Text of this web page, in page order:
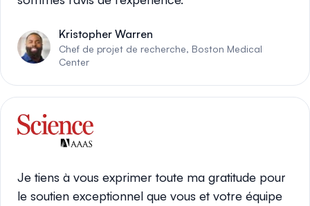
Kristopher Warren
Chef de projet de recherche, Boston Medical
Center
Je tiens à vous exprimer toute ma gratitude pour
le soutien exceptionnel que vous et votre équipe